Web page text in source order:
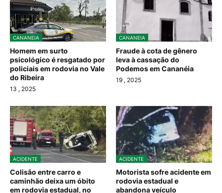
CANANEIA
Homem em surto
psicológico é resgatado por
policiais em rodovia no Vale
do Ribeira
13 , 2025
CANANEIA
Fraude à cota de gênero
leva à cassação do
Podemos em Cananéia
19 , 2025
ACIDENTE
Colisão entre carro e
caminhão deixa um óbito
em rodovia estadual, no
ACIDENTE
Motorista sofre acidente em
rodovia estadual e
abandona veículo